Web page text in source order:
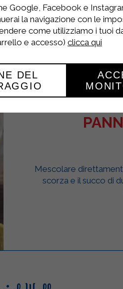
Mescolare
scorza e il succo di
Google, Facebook e
la navigazione con le
come utilizziamo i tuoi
e accesso) clicca qui
DEL